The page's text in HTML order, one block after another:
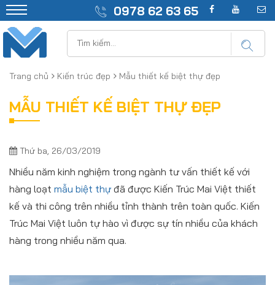
0978 62 63 65
Trang chủ Kiến trúc đẹp Mẫu thiết kế biệt thự đẹp
MẪU THIẾT KẾ BIỆT THỰ ĐẸP
Thứ ba, 26/03/2019
Nhiều năm kinh nghiệm trong ngành tư vấn thiết kế với
hàng loạt mẫu biệt thự đã được Kiến Trúc Mai Việt thiết
kế và thi công trên nhiều tỉnh thành trên toàn quốc. Kiến
Trúc Mai Việt luôn tự hào vì được sự tín nhiều của khách
hàng trong nhiều năm qua.